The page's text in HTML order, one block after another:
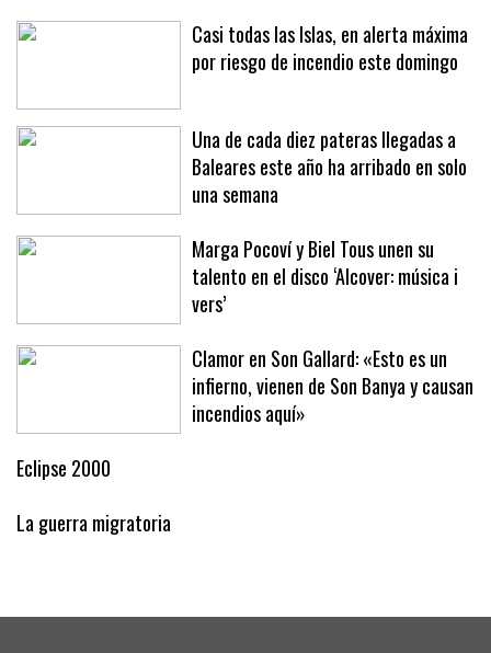
Casi todas las Islas, en alerta máxima
por riesgo de incendio este domingo
Una de cada diez pateras llegadas a
Baleares este año ha arribado en solo
una semana
Marga Pocoví y Biel Tous unen su
talento en el disco ‘Alcover: música i
vers’
Clamor en Son Gallard: «Esto es un
infierno, vienen de Son Banya y causan
incendios aquí»
Eclipse 2000
La guerra migratoria